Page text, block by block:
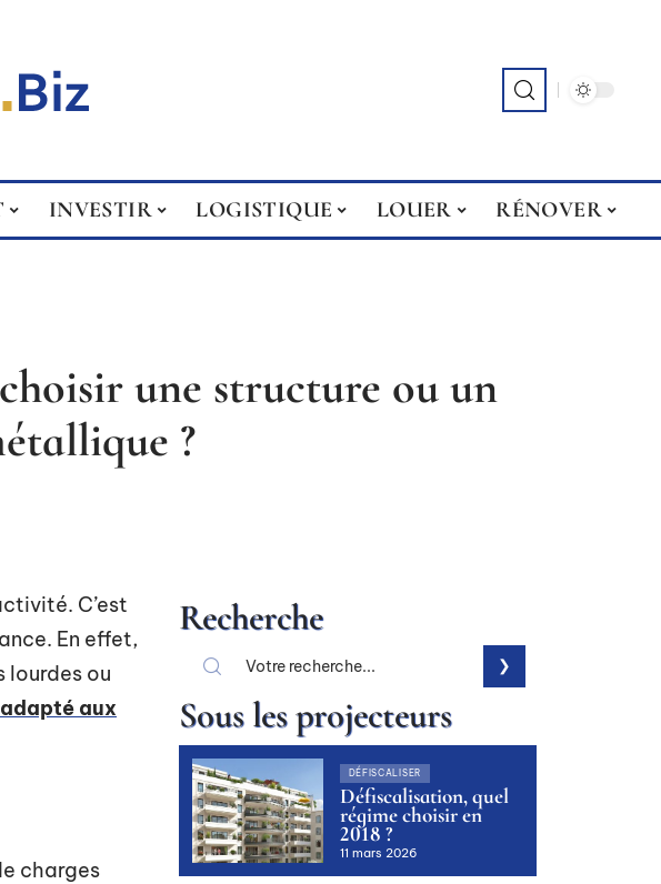
INVESTIR LOGISTIQUE LOUER RÉNOVER
une structure ou un
?
C’est
En effet,
lourdes ou
aux
charges
Recherche
Sous les projecteurs
DÉFISCALISER
Défiscalisation, quel
régime choisir en
2018 ?
11 mars 2026